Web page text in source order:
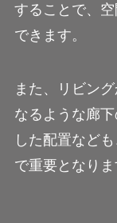
することで、
できます。
また、リビン
なるような廊
した配置など
で重要となりま